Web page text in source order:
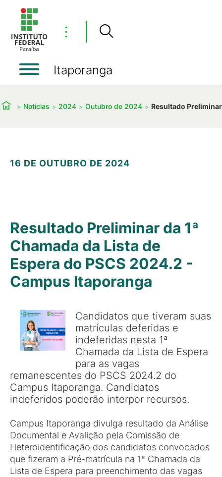
⋮
Itaporanga
Notícias 2024 Outubro de 2024 Resultado
16 DE OUTUBRO DE 2024
Resultado Preliminar da 1ª
Chamada da Lista de
Espera do PSCS 2024.2 -
Campus Itaporanga
Candidatos que tiveram suas
matrículas deferidas e
indeferidas nesta 1ª
Chamada da Lista de Espera
para as vagas
remanescentes do PSCS 2024.2 do
Campus Itaporanga. Candidatos
indeferidos poderão interpor recursos.
Campus Itaporanga divulga resultado da Análise
Documental e Avalição pela Comissão de
Heteroidentificação dos candidatos convocados
que fizeram a Pré-matrícula na 1ª Chamada da
Lista de Espera para preenchimento das vagas